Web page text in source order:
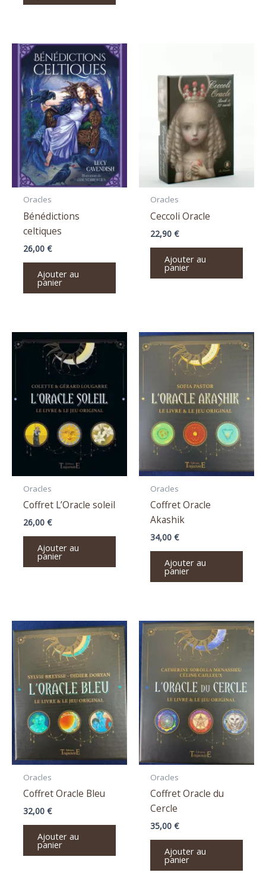
Oracles
Bénédictions
celtiques
26,00 €
Ajouter au
panier
Oracles
Ceccoli Oracle
22,90 €
Ajouter au
panier
Oracles
Coffret L’Oracle soleil
26,00 €
Ajouter au
panier
Oracles
Coffret Oracle
Akashik
34,00 €
Ajouter au
panier
Oracles
Coffret Oracle Bleu
32,00 €
Ajouter au
panier
Oracles
Coffret Oracle du
Cercle
35,00 €
Ajouter au
panier